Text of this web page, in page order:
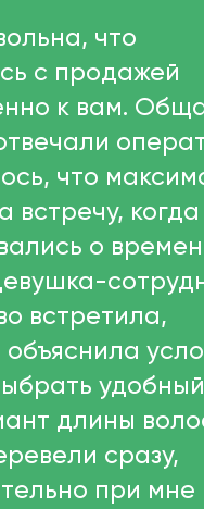
что
с продажей
к вам.
что
встречу, когда
о
встретила,
длины
сразу,
при мне